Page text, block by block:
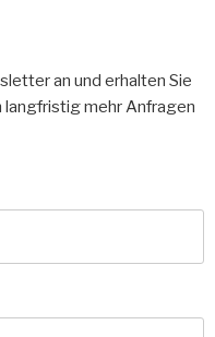
an und erhalten Sie
langfristig mehr Anfragen